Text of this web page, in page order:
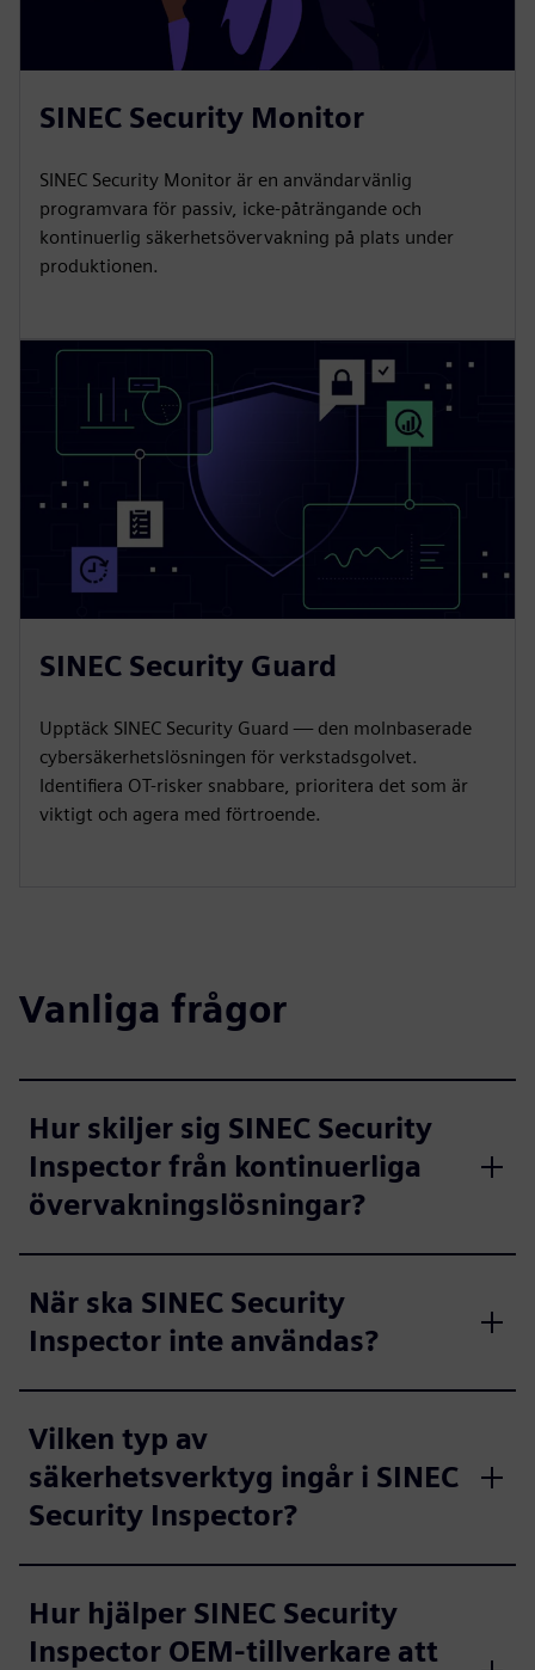
SINEC Security Monitor
SINEC Security Monitor är en användarvänlig
programvara för passiv, icke-påträngande och
kontinuerlig säkerhetsövervakning på plats under
produktionen.
SINEC Security Guard
Upptäck SINEC Security Guard — den molnbaserade
cybersäkerhetslösningen för verkstadsgolvet.
Identifiera OT-risker snabbare, prioritera det som är
viktigt och agera med förtroende.
Vanliga frågor
Hur skiljer sig SINEC Security
Inspector från kontinuerliga
övervakningslösningar?
När ska SINEC Security
Inspector inte användas?
Vilken typ av
säkerhetsverktyg ingår i SINEC
Security Inspector?
Hur hjälper SINEC Security
Inspector OEM-tillverkare att